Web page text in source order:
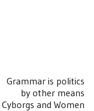
Grammar is politics
by other means
and Women